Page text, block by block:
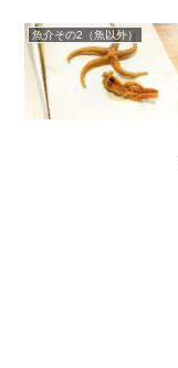
魚介その2（魚以外）